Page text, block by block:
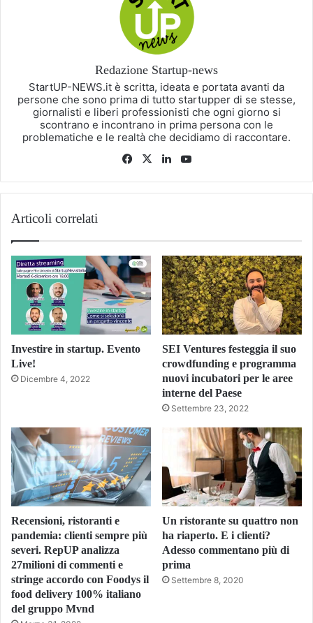
Redazione Startup-news
StartUP-NEWS.it è scritta, ideata e portata avanti da
persone che sono prima di tutto startupper di se stesse,
giornalisti e liberi professionisti che ogni giorno si
scontrano e incontrano in prima persona con le
problematiche e le realtà che decidiamo di raccontare.
Facebook
X LinkedIn
Articoli correlati
Investire in startup. Evento
Live!
Dicembre 4, 2022
SEI Ventures festeggia il suo
crowdfunding e programma
nuovi incubatori per le aree
interne del Paese
Settembre 23, 2022
Recensioni, ristoranti e
pandemia: clienti sempre più
severi. RepUP analizza
27milioni di commenti e
stringe accordo con Foodys il
food delivery 100% italiano
del gruppo Mvnd
Un ristorante su quattro non
ha riaperto. E i clienti?
Adesso commentano più di
prima
Settembre 8, 2020